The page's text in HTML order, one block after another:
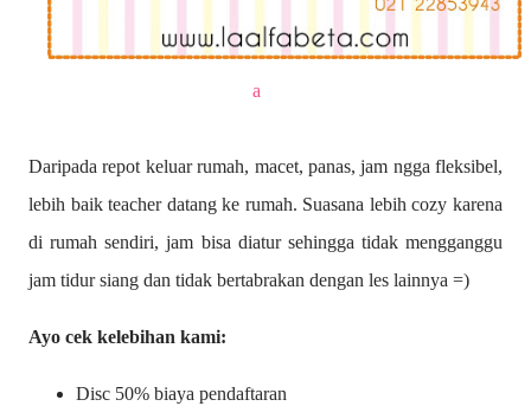
a
Daripada repot keluar rumah, macet, panas, jam ngga fleksibel,
lebih baik teacher datang ke rumah. Suasana lebih cozy karena
di rumah sendiri, jam bisa diatur sehingga tidak mengganggu
jam tidur siang dan tidak bertabrakan dengan les lainnya =)
Ayo cek kelebihan kami:
Disc 50% biaya pendaftaran